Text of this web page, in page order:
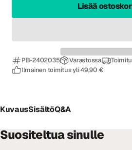
Lisää
PB-2402035 Varastossa
Ilmainen toimitus yli 49,90 €
KuvausSisältöQ&A
Suositeltua sinulle